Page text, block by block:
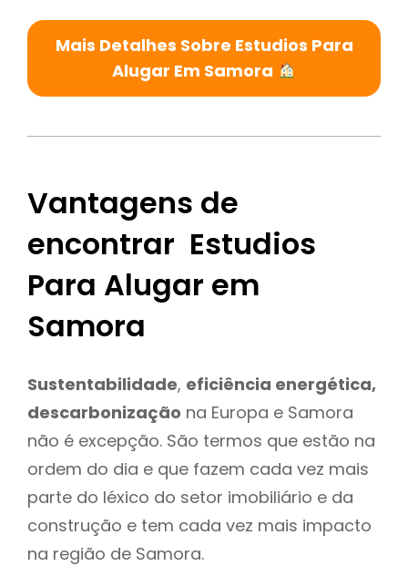
Mais Detalhes Sobre Estudios Para
Alugar Em Samora
Vantagens de
encontrar Estudios
Para Alugar em
Samora
Sustentabilidade, eficiência energética,
descarbonização na Europa e Samora
não é excepção. São termos que estão na
ordem do dia e que fazem cada vez mais
parte do léxico do setor imobiliário e da
construção e tem cada vez mais impacto
na região de Samora.